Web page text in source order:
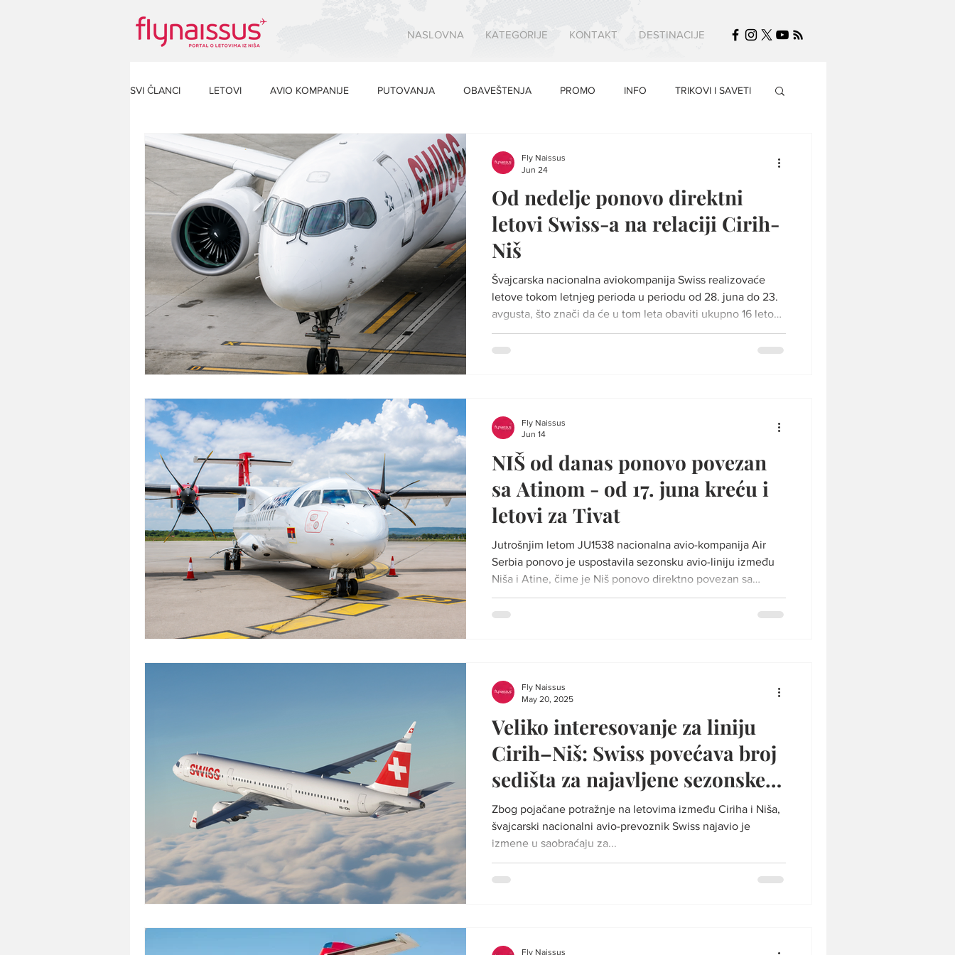
NASLOVNA KATEGORIJE KONTAKT DESTINACIJE
SVI ČLANCI LETOVI AVIO KOMPANIJE PUTOVANJA OBAVEŠTENJA PROMO INFO TRIKOVI I SAVETI
Od nedelje ponovo direktni
letovi Swiss-a na relaciji Cirih-
Niš
Švajcarska nacionalna aviokompanija Swiss realizovaće
letove tokom letnjeg perioda u periodu od 28. juna do 23.
avgusta, što znači da će u tom leta obaviti ukupno 16 letova
Foto: Ilustracija Švajcarska nacionalna avio-kompanija
Swiss od nedelje, 28. juna, ponovo će uspostaviti sezonsku
putnicima sa juga Srbije j
Fly Naissus
Jun 24
NIŠ od danas ponovo povezan
sa Atinom - od 17. juna kreću i
letovi za Tivat
Jutrošnjim letom JU1538 nacionalna avio-kompanija Air
Serbia ponovo je uspostavila sezonsku avio-liniju između
Niša i Atine, čime je Niš ponovo direktno povezan sa
glavnim gradom Grčke Foto: Ilustracija Sa niškog
aerodroma „Konstantin Veliki“ od danas su ponovo
Sezonske avio-linije iz Niša biće aktivne do s
Fly Naissus
Jun 14
Veliko interesovanje za liniju
Cirih–Niš: Swiss povećava broj
sedišta za najavljene sezonske
letove
Zbog pojačane potražnje na letovima između Ciriha i Niša,
švajcarski nacionalni avio-prevoznik Swiss najavio je
izmene u saobraćaju za...
Fly Naissus
May 20, 2025
Fly Naissus